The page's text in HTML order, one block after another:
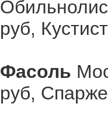
руб,
Фасоль
руб,